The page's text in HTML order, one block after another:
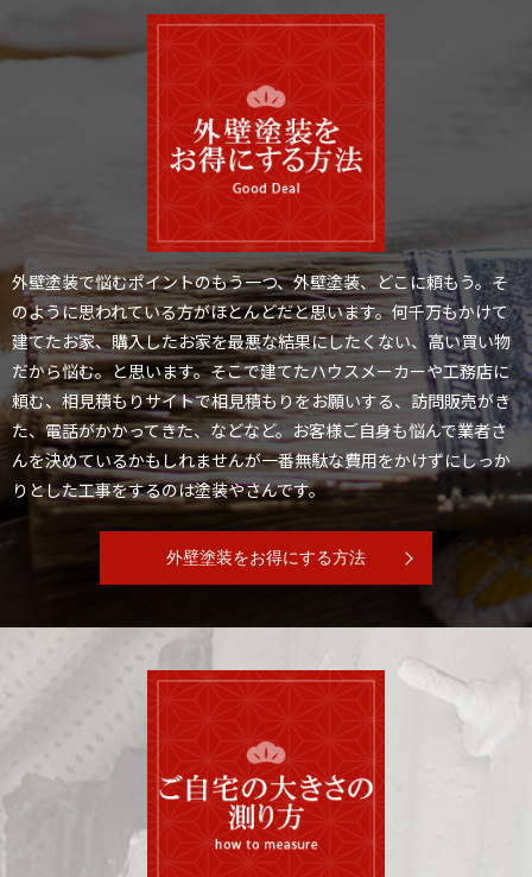
外壁塗装で悩むポイントのもう一つ、外壁塗装、どこに頼もう。そ
のように思われている方がほとんどだと思います。何千万もかけて
建てたお家、購入したお家を最悪な結果にしたくない、高い買い物
だから悩む。と思います。そこで建てたハウスメーカーや工務店に
頼む、相見積もりサイトで相見積もりをお願いする、訪問販売がき
た、電話がかかってきた、などなど。お客様ご自身も悩んで業者さ
んを決めているかもしれませんが一番無駄な費用をかけずにしっか
りとした工事をするのは塗装やさんです。
外壁塗装をお得にする方法